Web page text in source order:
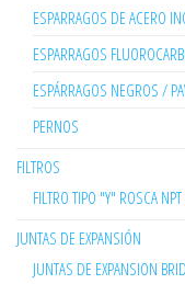
ESPARRAGOS DE ACERO
ESPARRAGOS
ESPÁRRAGOS NEGROS /
PERNOS
FILTROS
FILTRO TIPO "Y" ROSCA
JUNTAS DE EXPANSIÓN
JUNTAS DE EXPANSION